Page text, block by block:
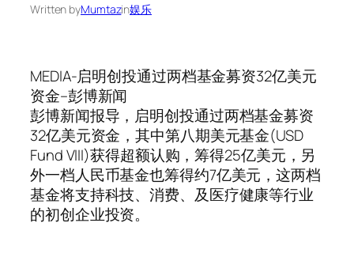
Written byMumtazin娱乐
MEDIA-启明创投通过两档基金募资32亿美元
资金–彭博新闻
彭博新闻报导，启明创投通过两档基金募资
32亿美元资金，其中第八期美元基金(USD
Fund VIII)获得超额认购，筹得25亿美元，另
外一档人民币基金也筹得约7亿美元，这两档
基金将支持科技、消费、及医疗健康等行业
的初创企业投资。